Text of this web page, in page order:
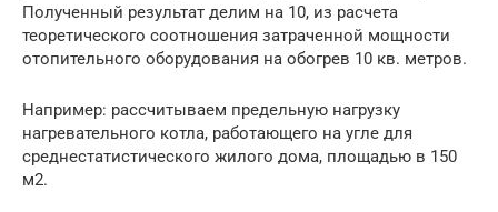
Полученный результат делим на 10, из расчета
теоретического соотношения затраченной мощности
отопительного оборудования на обогрев 10 кв. метров.
Например: рассчитываем предельную нагрузку
нагревательного котла, работающего на угле для
среднестатистического жилого дома, площадью в 150
м2.